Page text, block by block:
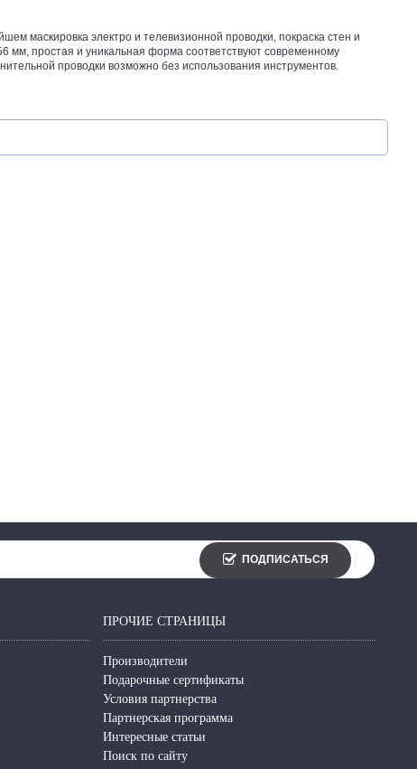
маскировка электро и телевизионной проводки, покраска стен и
мм, простая и уникальная форма соответствуют современному
проводки возможно без использования инструментов.
ПОДПИСАТЬСЯ
ПРОЧИЕ СТРАНИЦЫ
Производители
Подарочные сертификаты
Условия партнерства
Партнерская программа
Интересные статьи
Поиск по сайту